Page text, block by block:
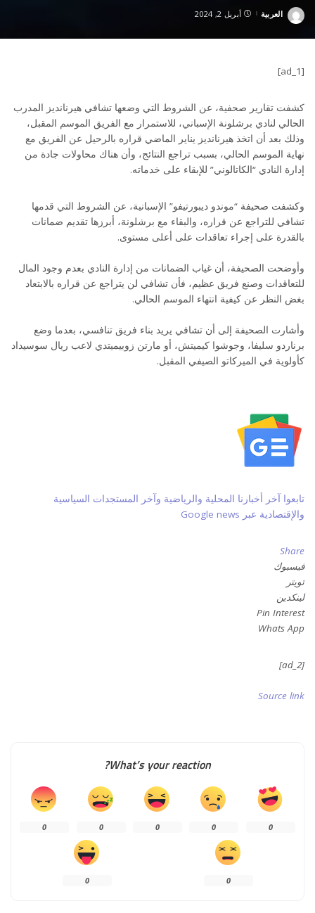
Posted
العربية أبريل 2, 2024
[ad_1]
كشفت تقارير صحفية، عن الشروط التي وضعها تشافي هيرنانديز المدرب
الحالي لنادي برشلونة الإسباني، للاستمرار مع الفريق الموسم المقبل،
وذلك بعد أن اتخذ هيرنانديز يناير الماضي قراره بالرحيل عن الفريق مع
نهاية الموسم الحالي، بسبب تراجع النتائج، وأن هناك محاولات جادة من
إدارة النادي “الكاتالوني” للإبقاء على خدماته.
وكشفت صحيفة “موندو ديبورتيفو” الإسبانية، عن الشروط التي قدمها
تشافي للتراجع عن قراره، والبقاء مع برشلونة، أبرزها تقديم ضمانات
بالقدرة على إجراء تعاقدات على أعلى مستوى.
وأوضحت الصحيفة، أن غياب الضمانات من إدارة النادي بعدم وجود المال
للتعاقدات وصنع فريق عظيم، فأن تشافي لن يتراجع عن قراره بالابتعاد
بغض النظر عن كيفية انتهاء الموسم الحالي.
وأشارت الصحيفة إلى أن تشافي يريد بناء فريق تنافسي، بعدما وضع
برناردو سليفا، وجوشوا كيميتش، أو مارتن زوبيميتدي لاعب ريال سوسيداد
كأولوية في الميركاتو الصيفي المقبل.
تابعوا آخر أخبارنا المحلية والرياضية وآخر المستجدات السياسية
والإقتصادية عبر Google news
Share
فيسبوك
تويتر
لينكدين
Pin Interest
Whats App
[ad_2]
Source link
What’s your reaction?
0
0
0
0
0
0
0